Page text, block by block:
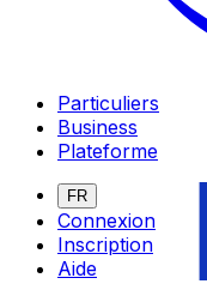
Particuliers
Business
Plateforme
FR
Connexion
Inscription
Aide